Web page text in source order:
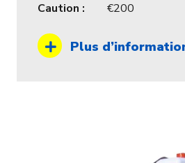
Caution :
200
Plus